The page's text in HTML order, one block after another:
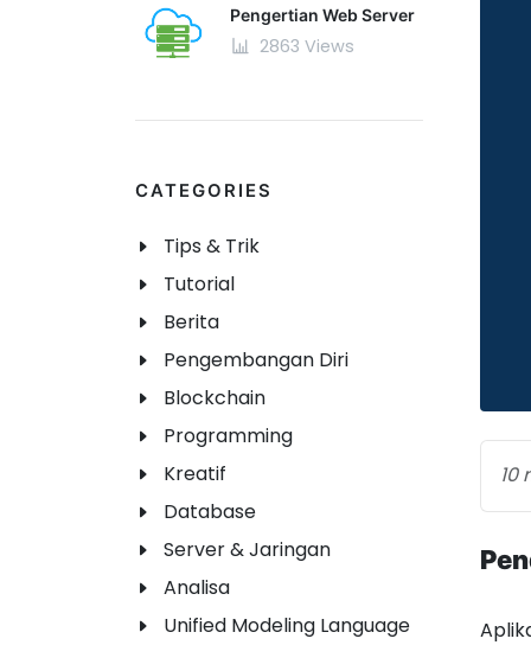
10
Pengertian Web Server
2863 Views
CATEGORIES
Tips & Trik
Tutorial
Berita
Pengembangan Diri
Blockchain
Programming
Kreatif
Database
Server & Jaringan
Analisa
Unified Modeling Language